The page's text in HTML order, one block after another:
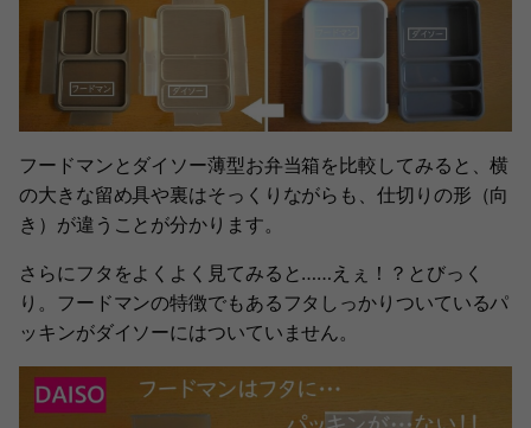
フードマンとダイソー薄型お弁当箱を比較してみると、横
の大きな留め具や裏はそっくりながらも、仕切りの形（向
き）が違うことが分かります。
さらにフタをよくよく見てみると……えぇ！？とびっく
り。フードマンの特徴でもあるフタしっかりついているパ
ッキンがダイソーにはついていません。